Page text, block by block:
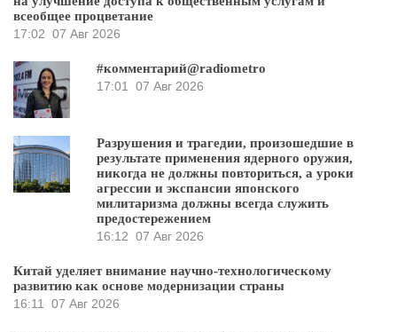
всеобщее процветание
17:02 07 Авг 2026
#комментарий@radiometro
17:01
07 Авг 2026
Разрушения и трагедии, произошедшие в
результате применения ядерного оружия,
никогда не должны повториться, а уроки
агрессии и экспансии японского
милитаризма должны всегда служить
предостережением
16:12 07 Авг 2026
Китай уделяет внимание научно-технологическому
развитию как основе модернизации страны
16:11
07 Авг 2026